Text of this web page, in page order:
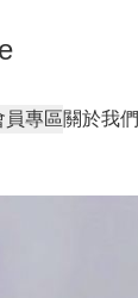
員專區關於我們